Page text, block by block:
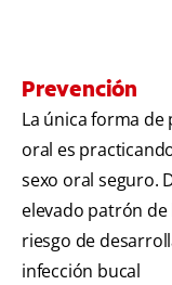
Prevención
La única forma de
oral es
sexo oral seguro.
elevado patrón
riesgo de
infección bucal